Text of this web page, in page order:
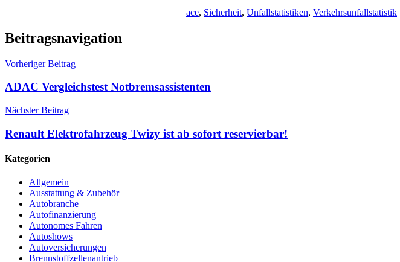
ace, Sicherheit, Unfallstatistiken, Verkehrsunfallstatistik
Beitragsnavigation
Vorheriger Beitrag
ADAC Vergleichstest Notbremsassistenten
Nächster Beitrag
Renault Elektrofahrzeug Twizy ist ab sofort reservierbar!
Kategorien
Allgemein
Ausstattung & Zubehör
Autobranche
Autofinanzierung
Autonomes Fahren
Autoshows
Autoversicherungen
Brennstoffzellenantrieb